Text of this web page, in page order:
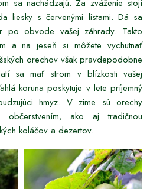
sa nachádzajú. Za zváženie stojí
liesky s červenými listami. Dá sa
po obvode vašej záhrady. Takto
a na jeseň si môžete vychutnať
orechov však pravdepodobne
sa mať strom v blízkosti vašej
koruna poskytuje v lete príjemný
hmyz. V zime sú orechy
občerstvením, ako aj tradičnou
koláčov a dezertov.